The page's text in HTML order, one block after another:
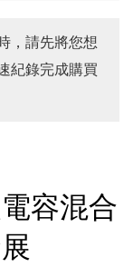
，請先將您想
紀錄完成購買
容混合